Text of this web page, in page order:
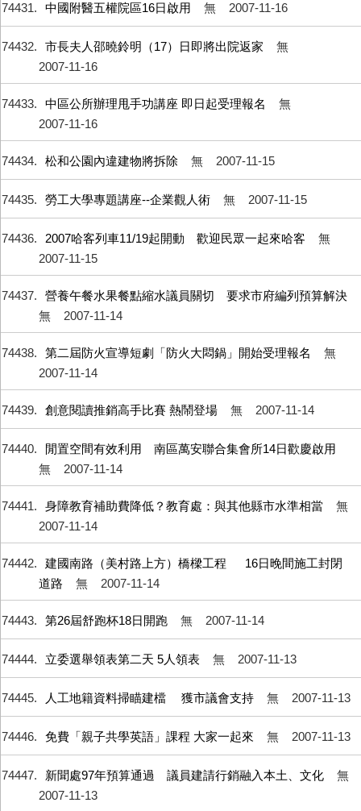
74431 中國附醫五權院區16日啟用 無 2007-11-16
74432 市長夫人邵曉鈴明（17）日即將出院返家
無
2007-11-16
74433 中區公所辦理甩手功講座 即日起受理報名
無
2007-11-16
74434 松和公園內違建物將拆除 無 2007-11-15
74435 勞工大學專題講座--企業觀人術 無 2007-11-15
74436 2007哈客列車11/19起開動 歡迎民眾一起來哈客
無
2007-11-15
74437
營養午餐水果餐點縮水議員關切 要求市府編列預算解決
無
2007-11-14
74438 第二屆防火宣導短劇「防火大悶鍋」開始受理報名
無
2007-11-14
74439 創意閱讀推銷高手比賽 熱鬧登場 無 2007-11-14
74440
閒置空間有效利用 南區萬安聯合集會所14日歡慶啟用
無
2007-11-14
74441 身障教育補助費降低？教育處：與其他縣市水準相當
無
2007-11-14
74442
建國南路（美村路上方）橋樑工程 16日晚間施工封閉
道路
無 2007-11-14
74443 第26屆舒跑杯18日開跑 無 2007-11-14
74444 立委選舉領表第二天 5人領表 無 2007-11-13
74445 人工地籍資料掃瞄建檔 獲市議會支持 無 2007-11-13
74446 免費「親子共學英語」課程 大家一起來 無 2007-11-13
74447 新聞處97年預算通過 議員建請行銷融入本土、文化
無
2007-11-13